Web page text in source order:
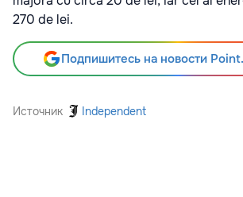
270 de lei.
Подпишитесь на новости
Источник Independent